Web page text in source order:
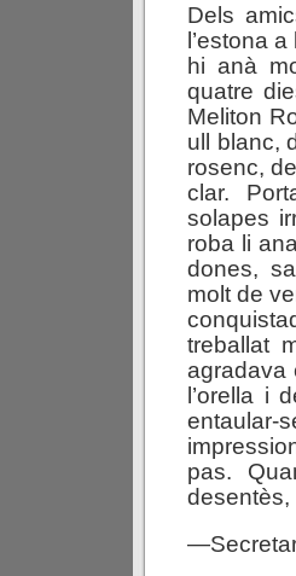
Dels
l’estona
hi anà
quatre
Meliton
ull blanc,
rosenc,
clar.
solapes
roba li
dones,
molt de
treballat
agradava
l’orella i
pas.
desentès,